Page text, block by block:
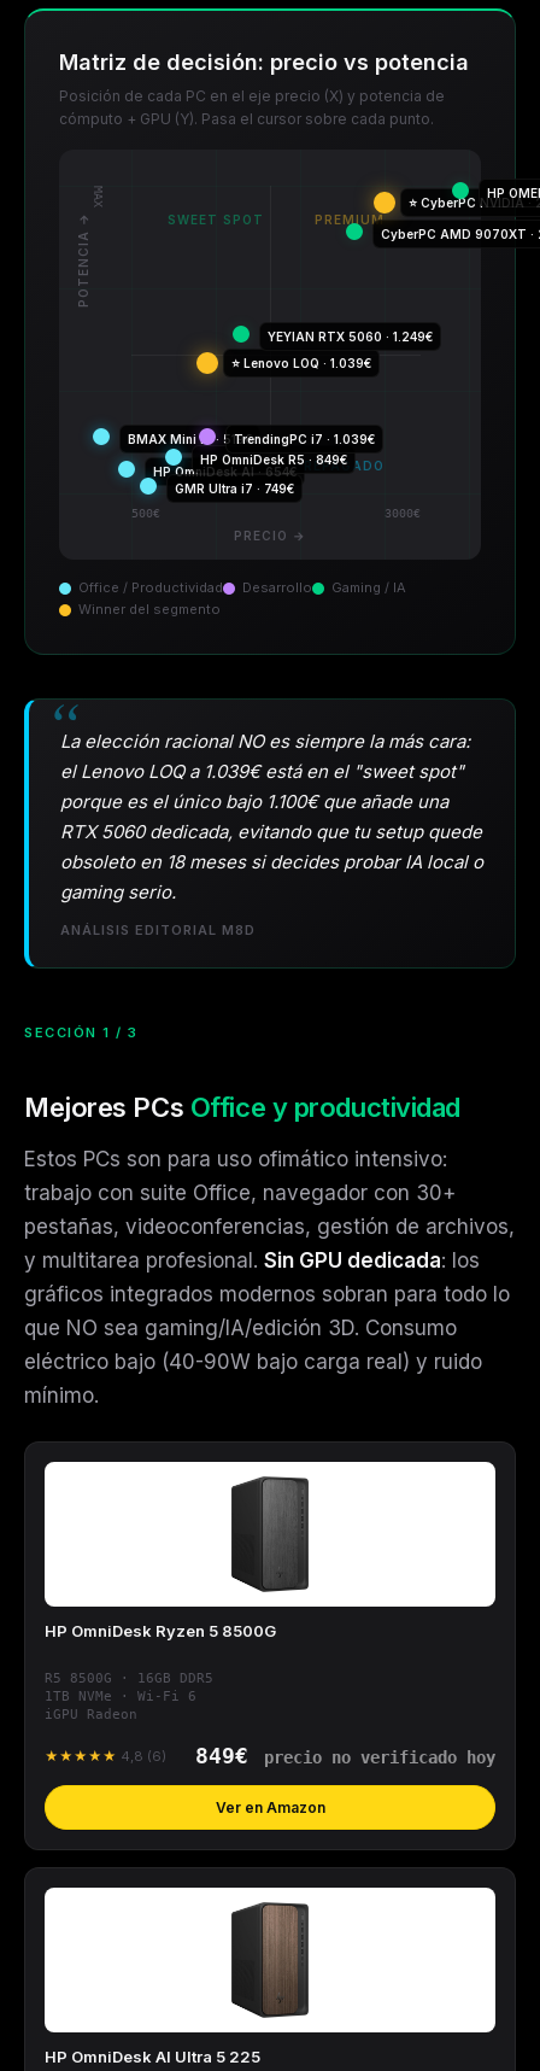
Matriz de decisión: precio vs potencia
Posición de cada PC en el eje precio (X) y potencia de
cómputo + GPU (Y). Pasa el cursor sobre cada punto.
SWEET SPOT PREMIUM
ENTRY VALUE SOBREPAGADO
PRECIO →
POTENCIA →
500€ 3000€
MAX
Office / Productividad Desarrollo
Gaming / IA
Winner del segmento
La elección racional NO es siempre la más cara:
el Lenovo LOQ a 1.039€ está en el "sweet spot"
porque es el único bajo 1.100€ que añade una
RTX 5060 dedicada, evitando que tu setup quede
obsoleto en 18 meses si decides probar IA local o
gaming serio.
ANÁLISIS EDITORIAL M8D
SECCIÓN 1 / 3
Mejores PCs Office y productividad
Estos PCs son para uso ofimático intensivo:
trabajo con suite Office, navegador con 30+
pestañas, videoconferencias, gestión de archivos,
y multitarea profesional. Sin GPU dedicada: los
gráficos integrados modernos sobran para todo lo
que NO sea gaming/IA/edición 3D. Consumo
eléctrico bajo (40-90W bajo carga real) y ruido
mínimo.
HP OmniDesk Ryzen 5 8500G
R5 8500G · 16GB DDR5
1TB NVMe · Wi-Fi 6
iGPU Radeon
★★★★★ 4,8 (6) 849€
Ver en Amazon
HP OmniDesk AI Ultra 5 225